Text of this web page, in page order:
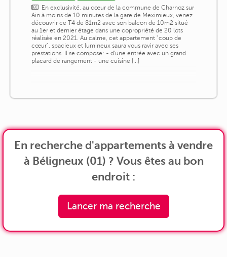
En exclusivité, au cœur de la commune de Charnoz sur
Ain à moins de 10 minutes de la gare de Meximieux, venez
découvrir ce T4 de 81m2 avec son balcon de 10m2 situé
au 1er et dernier étage dans une copropriété de 20 lots
réalisée en 2021. Au calme, cet appartement "coup de
cœur", spacieux et lumineux saura vous ravir avec ses
prestations. Il se compose: - d'une entrée avec un grand
placard de rangement - une cuisine [...]
En recherche d'appartements à vendre
à Béligneux (01) ? Vous êtes au bon
endroit :
Lancer ma recherche